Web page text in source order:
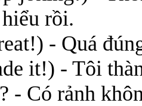
rồi.
- Quá
it!) - Tôi
- Có rảnh